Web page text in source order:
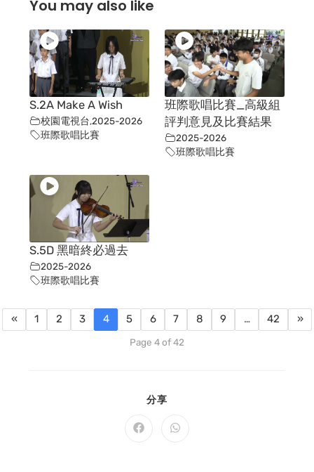
You may also like
S.2A Make A Wish
校園電視台,2025-2026
班際歌唱比賽
班際歌唱比賽_高級組
評判意見及比賽結果
2025-2026
班際歌唱比賽
S.5D 黑暗終必過去
2025-2026
班際歌唱比賽
« 1 2 3 4 5 6 7 8 9 … 42 »
Page 4 of 42
分享
CONTENT
Opens
Opens